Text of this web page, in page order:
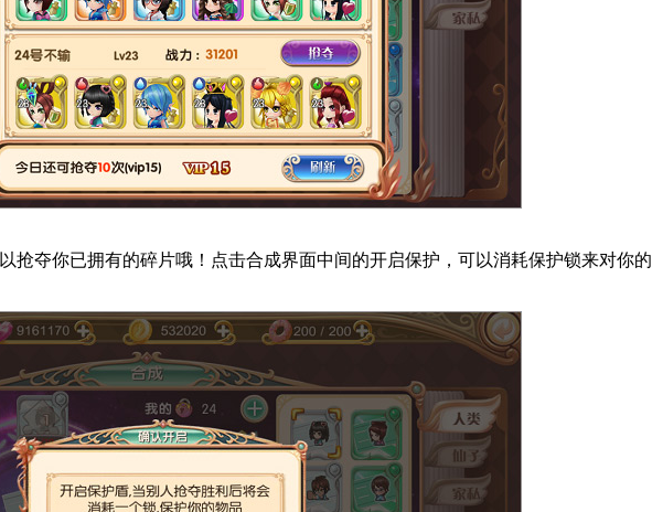
抢夺你已拥有的碎片哦！点击合成界面中间的开启保护，可以消耗保护锁来对你的